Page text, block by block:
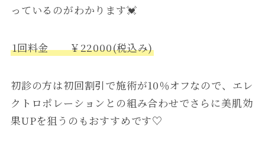
っているのがわかります💓
1回料金 ￥22000(税込み)
初診の方は初回割引で施術が10％オフなので、エレ
クトロポレーションとの組み合わせでさらに美肌効
果UPを狙うのもおすすめです♡